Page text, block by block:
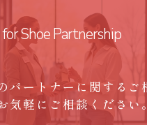
for Shoe Partnership
パートナーに関するご
気軽にご相談ください